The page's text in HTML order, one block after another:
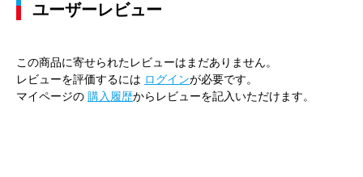
ユーザーレビュー
この商品に寄せられたレビューはまだありません。
レビューを評価するには ログインが必要です。
マイページの 購入履歴からレビューを記入いただけます。